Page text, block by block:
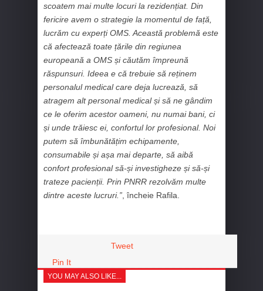
scoatem mai multe locuri la rezidențiat. Din
fericire avem o strategie la momentul de față,
lucrăm cu experți OMS. Această problemă este
că afectează toate țările din regiunea
europeană a OMS și căutăm împreună
răspunsuri. Ideea e că trebuie să reținem
personalul medical care deja lucrează, să
atragem alt personal medical și să ne gândim
ce le oferim acestor oameni, nu numai bani, ci
și unde trăiesc ei, confortul lor profesional. Noi
putem să îmbunătățim echipamente,
consumabile și așa mai departe, să aibă
confort profesional să-și investigheze și să-și
trateze pacienții. Prin PNRR rezolvăm multe
dintre aceste lucruri.” , încheie Rafila.
Tweet
Pin It
YOU MAY ALSO LIKE...